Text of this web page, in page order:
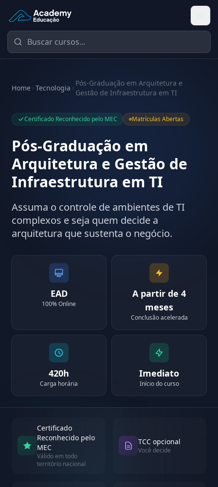
Academy Educação — Página Inicial
Home Tecnologia
Pós-Graduação em Arquitetura e
Gestão de Infraestrutura em TI
Certificado Reconhecido pelo MEC Matrículas Abertas
Pós-Graduação em
Arquitetura e Gestão de
Infraestrutura em TI
Assuma o controle de ambientes de TI
complexos e seja quem decide a
arquitetura que sustenta o negócio.
EAD
100% Online
A partir de 4
meses
Conclusão acelerada
420h
Carga horária
Imediato
Início do curso
Certificado
Reconhecido pelo
MEC
Válido em todo
território nacional
TCC opcional
Você decide